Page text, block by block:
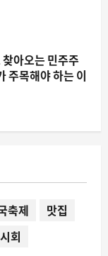
아오는 민주주
주목해야 하는 이
축제
맛집
회